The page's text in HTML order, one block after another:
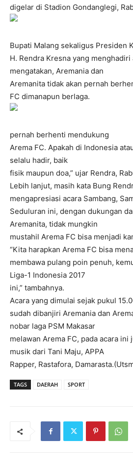
digelar di Stadion Gondanglegi,
Bupati Malang sekaligus Presiden
H. Rendra Kresna yang
mengatakan, Aremania dan
Aremanita tidak akan pernah
FC dimanapun berlaga.
pernah berhenti mendukung
Arema FC. Apakah di Indonesia
selalu hadir, baik
fisik maupun doa,” ujar Rendra,
Lebih lanjut, masih kata Bung
mengapresiasi acara Sambang,
Seduluran ini, dengan dukungan
Aremanita, tidak mungkin
mustahil Arema FC bisa menjadi
“Kita harapkan Arema FC bisa
membawa pulang poin penuh,
Liga-1 Indonesia 2017
ini,” tambahnya.
Acara yang dimulai sejak pukul
sudah dibanjiri Aremania dan
nobar laga PSM Makasar
melawan Arema FC, pada acara ini
musik dari Tani Maju, APPA
Rapper, Rastafora,
TAGS DAERAH SPORT